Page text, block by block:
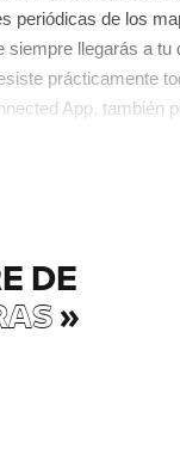
periódicas de los
siempre llegarás a tu
prácticamente
App, también
DE
»